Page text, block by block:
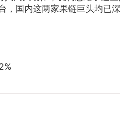
，国内这两家果链巨头均已